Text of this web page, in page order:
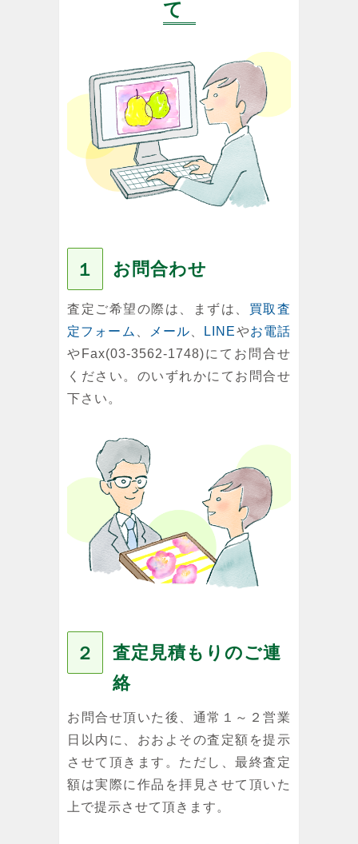
て
１ お問合わせ
査定ご希望の際は、まずは、 買取査
定フォーム
メール LINEやお電話
やFax(03-3562-1748)にてお問合せ
ください。のいずれかにてお問合せ
下さい。
２
査定見積もりのご連
絡
お問合せ頂いた後、通常１～２営業
日以内に、おおよその査定額を提示
させて頂きます。ただし、最終査定
額は実際に作品を拝見させて頂いた
上で提示させて頂きます。